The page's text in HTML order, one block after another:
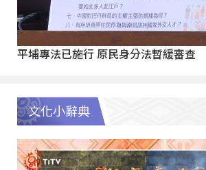
平埔專法已施行 原民身分法暫緩審查
文化小辭典